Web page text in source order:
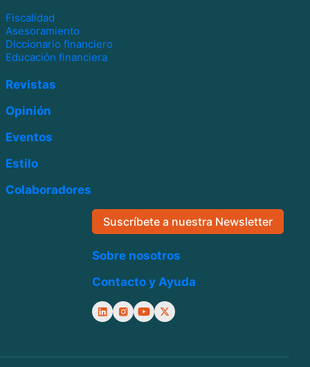
Fiscalidad
Asesoramiento
Diccionario financiero
Educación financiera
Revistas
Opinión
Eventos
Estilo
Colaboradores
Suscríbete a nuestra Newsletter
Sobre nosotros
Contacto y Ayuda